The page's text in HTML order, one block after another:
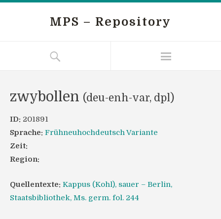
MPS – Repository
zwybollen (deu-enh-var, dpl)
ID: 201891
Sprache: Frühneuhochdeutsch Variante
Zeit:
Region:
Quellentexte: Kappus (Kohl), sauer – Berlin,
Staatsbibliothek, Ms. germ. fol. 244